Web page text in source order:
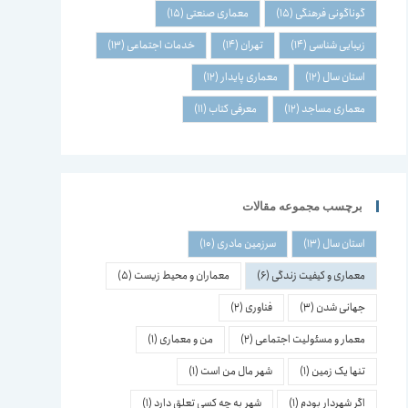
گوناگونی فرهنگی (15) معماری صنعتی (15)
زیبایی شناسی (14) تهران (14) خدمات اجتماعی (13)
استان سال (12) معماری پایدار (12)
معماری مساجد(12) معرفی کتاب (11)
برچسب مجموعه مقالات
استان سال (13) سرزمین مادری (10)
معماری و کیفیت زندگی (6) معماران و محیط زیست (5)
جهانی شدن (3) فناوری (2)
معمار و مسئولیت اجتماعی (2) من و معماری (1)
تنها یک زمین (1) شهر مال من است (1)
اگر شهردار بودم (1) شهر به چه کسی تعلق دارد(1)